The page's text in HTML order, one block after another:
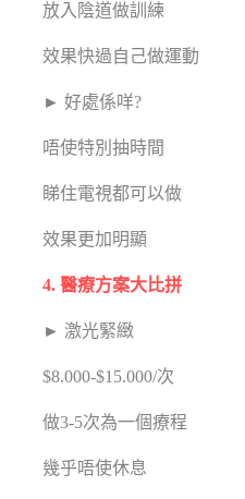
放入陰道做訓練
效果快過自己做運動
► 好處係咩?
唔使特別抽時間
睇住電視都可以做
效果更加明顯
4. 醫療方案大比拼
► 激光緊緻
$8.000-$15.000/次
做3-5次為一個療程
幾乎唔使休息